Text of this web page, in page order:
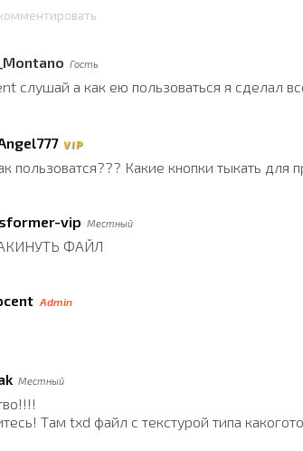
Гость
слушай а как ею пользоваться я сделал
V I P
пользоватся??? Какие кнопки тыкать для
vip Местный
ФАЙЛ
Admin
Местный
Там txd файл с текстурой типа